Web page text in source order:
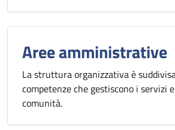
Aree amministrative
La struttura organizzativa è
competenze che gestiscono i servizi
comunità.